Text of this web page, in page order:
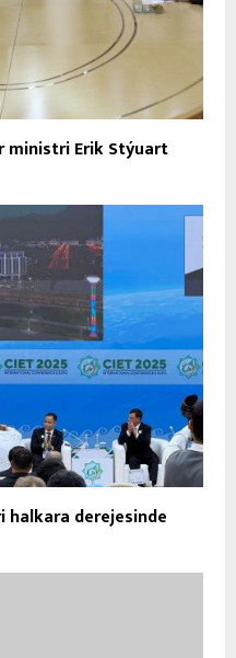
ministri Erik Stýuart
halkara derejesinde